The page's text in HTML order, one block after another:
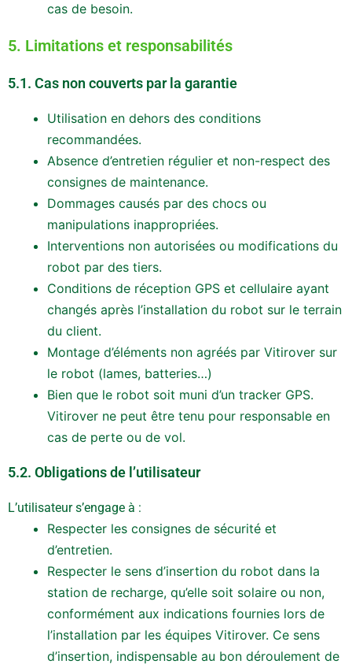
cas de besoin.
5. Limitations et responsabilités
5.1. Cas non couverts par la garantie
Utilisation en dehors des conditions
recommandées.
Absence d’entretien régulier et non-respect des
consignes de maintenance.
Dommages causés par des chocs ou
manipulations inappropriées.
Interventions non autorisées ou modifications du
robot par des tiers.
Conditions de réception GPS et cellulaire ayant
changés après l’installation du robot sur le terrain
du client.
Montage d’éléments non agréés par Vitirover sur
le robot (lames, batteries…)
Bien que le robot soit muni d’un tracker GPS.
Vitirover ne peut être tenu pour responsable en
cas de perte ou de vol.
5.2. Obligations de l’utilisateur
L’utilisateur s’engage à :
Respecter les consignes de sécurité et
d’entretien.
Respecter le sens d’insertion du robot dans la
station de recharge, qu’elle soit solaire ou non,
conformément aux indications fournies lors de
l’installation par les équipes Vitirover. Ce sens
d’insertion, indispensable au bon déroulement de